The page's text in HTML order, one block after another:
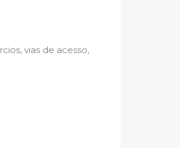
vias de acesso,